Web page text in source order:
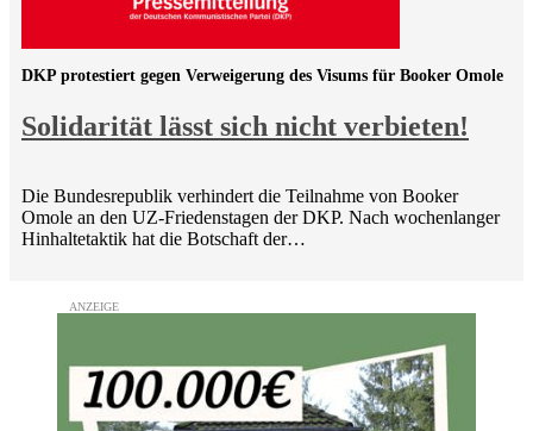
Solidarität lässt sich nicht verbieten!
DKP protestiert gegen Verweigerung des Visums für Booker Omole
Die Bundesrepublik verhindert die Teilnahme von Booker
Omole an den UZ-Friedenstagen der DKP. Nach wochenlanger
Hinhaltetaktik hat die Botschaft der…